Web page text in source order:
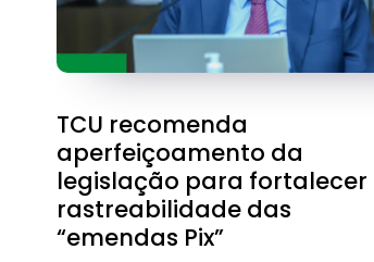
TCU recomenda
aperfeiçoamento da
legislação para fortalecer
rastreabilidade das
“emendas Pix”